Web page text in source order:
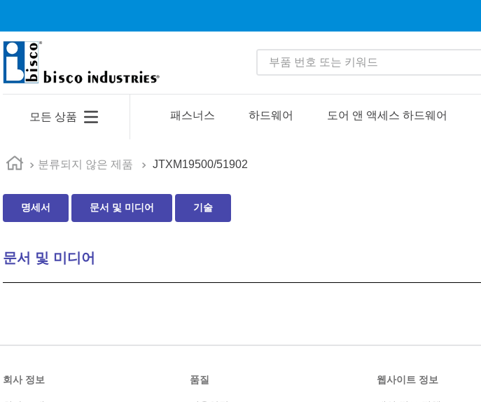
부품 번호 또는 키워드
모든 상품 패스너스 하드웨어 도어 앤 액세스 하드웨어
분류되지 않은 제품 JTXM19500/51902
명세서 문서 및 미디어 기술
문서 및 미디어
회사 정보 품질 웹사이트 정보
1 .
m81934
3.
35110
5.
8.
16 10